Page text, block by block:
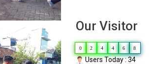
Our Visitor
0 2 4 4 6 8
Users Today : 34